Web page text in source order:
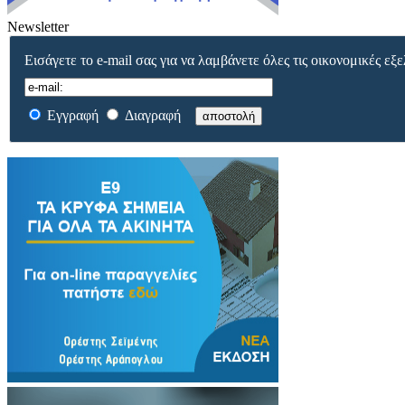
Newsletter
Εισάγετε το e-mail σας για να λαμβάνετε όλες τις οικονομικές
Εγγραφή Διαγραφή αποστολή